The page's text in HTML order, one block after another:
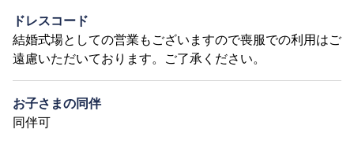
ドレスコード
結婚式場としての営業もございますので喪服での利用はご
遠慮いただいております。ご了承ください。
お子さまの同伴
同伴可